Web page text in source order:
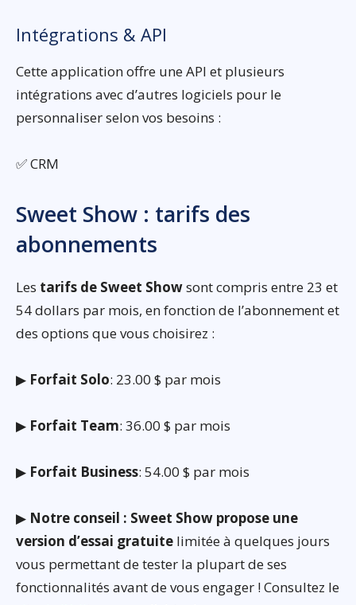
Intégrations & API
Cette application offre une API et plusieurs
intégrations avec d’autres logiciels pour le
personnaliser selon vos besoins :
✅ CRM
Sweet Show : tarifs des
abonnements
Les tarifs de Sweet Showsont compris entre 23 et
54 dollars par mois, en fonction de l’abonnement et
des options que vous choisirez :
▶ Forfait Solo: 23.00 $ par mois
▶ Forfait Team: 36.00 $ par mois
▶ Forfait Business: 54.00 $ par mois
▶ Notre conseil : Sweet Show propose une
version d’essai gratuite limitée à quelques jours
vous permettant de tester la plupart de ses
fonctionnalités avant de vous engager ! Consultez le